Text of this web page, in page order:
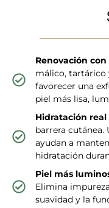
Renovación con
málico, tartárico
favorecer una
piel más lisa,
Hidratación real
barrera cutánea.
ayudan a
hidratación
Piel más
Elimina
suavidad y la